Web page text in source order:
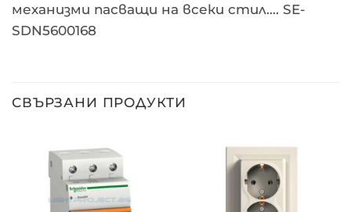
механизми пасващи на всеки стил…. SE-
SDN5600168
СВЪРЗАНИ ПРОДУКТИ